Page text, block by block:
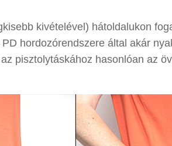
kivételével) hátoldalukon
hordozórendszere által akár
pisztolytáskához hasonlóan az